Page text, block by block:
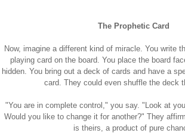
The Prophetic Card
Now, imagine a different kind of miracle. You write
playing card on the board. You place the board
hidden. You bring out a deck of cards and have a
card. They could even shuffle the deck
"You are in complete control," you say. "Look at
Would you like to change it for another?" They
is theirs, a product of pure